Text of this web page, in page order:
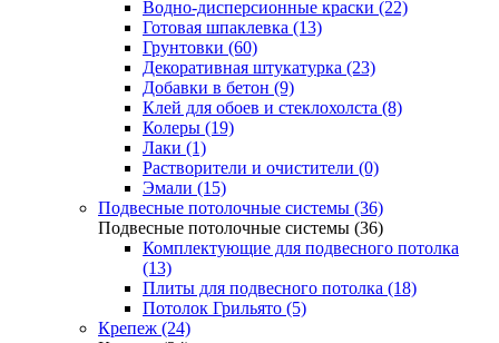
Водно-дисперсионные краски (22)
Готовая шпаклевка (13)
Грунтовки (60)
Декоративная штукатурка (23)
Добавки в бетон (9)
Клей для обоев и стеклохолста (8)
Колеры (19)
Лаки (1)
Растворители и очистители (0)
Эмали (15)
Подвесные потолочные системы (36)
Подвесные потолочные системы (36)
Комплектующие для подвесного потолка
(13)
Плиты для подвесного потолка (18)
Потолок Грильято (5)
Крепеж (24)